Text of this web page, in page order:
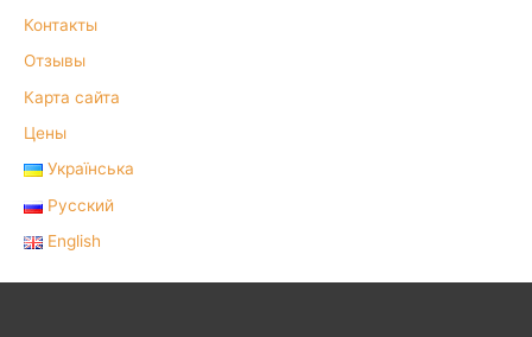
Контакты
Отзывы
Карта сайта
Цены
Українська
Русский
English